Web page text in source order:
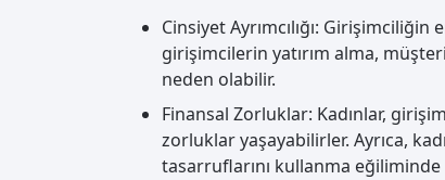
Cinsiyet Ayrımcılığı:
girişimcilerin yatırım alma,
neden olabilir.
Finansal Zorluklar: Kadınlar,
zorluklar yaşayabilirler. Ayrıca,
tasarruflarını kullanma